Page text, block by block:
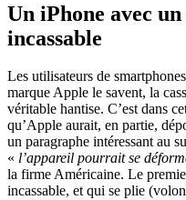
Un iPhone avec
incassable
Les utilisateurs de
marque Apple le savent, la
véritable hantise. C’est dans
qu’Apple aurait, en partie,
un paragraphe intéressant au
« l’appareil pourrait se
la firme Américaine. Le
incassable, et qui se plie